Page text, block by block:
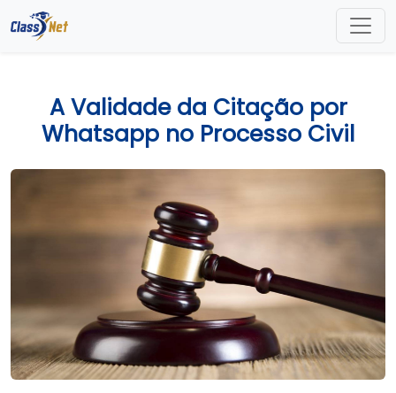
A Validade da Citação por
Whatsapp no Processo Civil